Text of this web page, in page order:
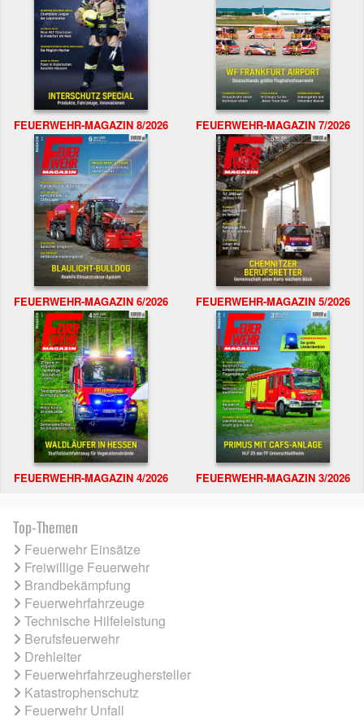
FEUERWEHR-MAGAZIN 8/2026 FEUERWEHR-MAGAZIN 7/2026
FEUERWEHR-MAGAZIN 6/2026 FEUERWEHR-MAGAZIN 5/2026
FEUERWEHR-MAGAZIN 4/2026 FEUERWEHR-MAGAZIN 3/2026
Top-Themen
Feuerwehr Einsätze
Freiwillige Feuerwehr
Brandbekämpfung
Feuerwehrfahrzeuge
Technische Hilfeleistung
Berufsfeuerwehr
Drehleiter
Feuerwehrfahrzeughersteller
Katastrophenschutz
Feuerwehr Unfall